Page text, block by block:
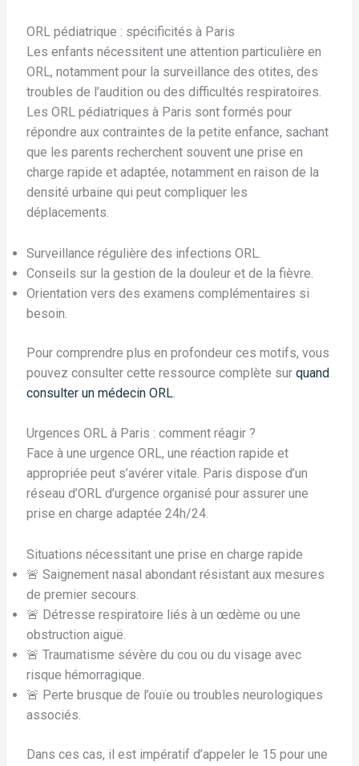
ORL pédiatrique : spécificités à Paris
Les enfants nécessitent une attention particulière en
ORL, notamment pour la surveillance des otites, des
troubles de l’audition ou des difficultés respiratoires.
Les ORL pédiatriques à Paris sont formés pour
répondre aux contraintes de la petite enfance, sachant
que les parents recherchent souvent une prise en
charge rapide et adaptée, notamment en raison de la
densité urbaine qui peut compliquer les
déplacements.
Surveillance régulière des infections ORL.
Conseils sur la gestion de la douleur et de la fièvre.
Orientation vers des examens complémentaires si
besoin.
Pour comprendre plus en profondeur ces motifs, vous
pouvez consulter cette ressource complète sur quand
consulter un médecin ORL.
Urgences ORL à Paris : comment réagir ?
Face à une urgence ORL, une réaction rapide et
appropriée peut s’avérer vitale. Paris dispose d’un
réseau d’ORL d’urgence organisé pour assurer une
prise en charge adaptée 24h/24.
Situations nécessitant une prise en charge rapide
🚨 Saignement nasal abondant résistant aux mesures
de premier secours.
🚨 Détresse respiratoire liés à un œdème ou une
obstruction aiguë.
🚨 Traumatisme sévère du cou ou du visage avec
risque hémorragique.
🚨 Perte brusque de l’ouïe ou troubles neurologiques
associés.
Dans ces cas, il est impératif d’appeler le 15 pour une